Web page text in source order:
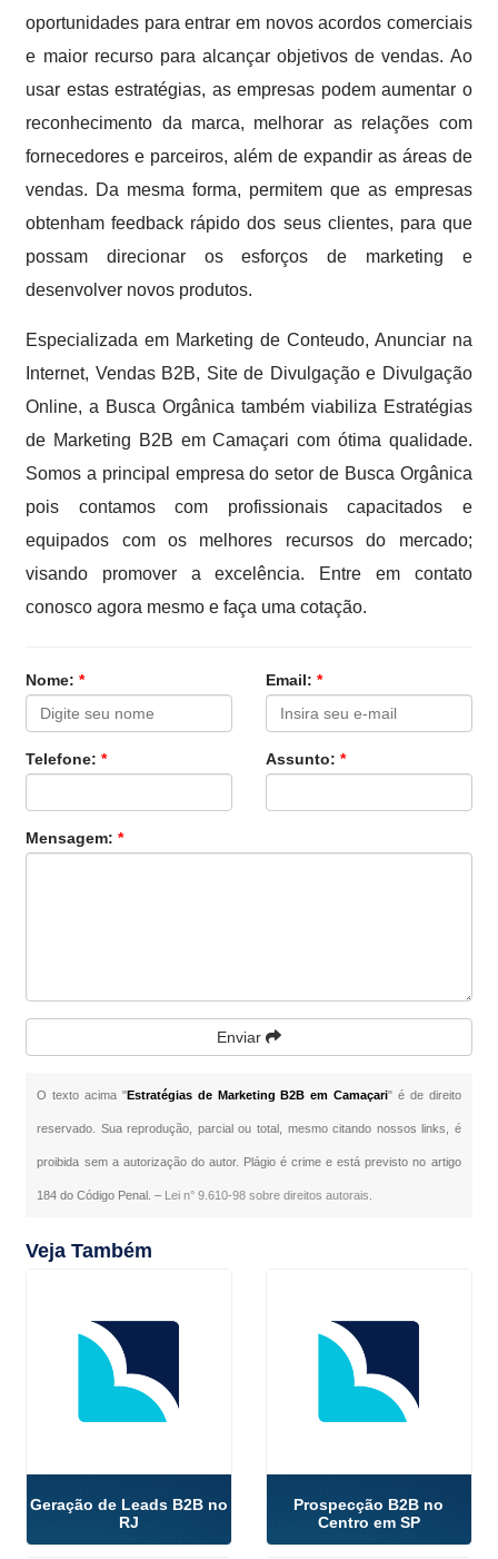
oportunidades para entrar em novos acordos comerciais
e maior recurso para alcançar objetivos de vendas. Ao
usar estas estratégias, as empresas podem aumentar o
reconhecimento da marca, melhorar as relações com
fornecedores e parceiros, além de expandir as áreas de
vendas. Da mesma forma, permitem que as empresas
obtenham feedback rápido dos seus clientes, para que
possam direcionar os esforços de marketing e
desenvolver novos produtos.
Especializada em Marketing de Conteudo, Anunciar na
Internet, Vendas B2B, Site de Divulgação e Divulgação
Online, a Busca Orgânica também viabiliza Estratégias
de Marketing B2B em Camaçari com ótima qualidade.
Somos a principal empresa do setor de Busca Orgânica
pois contamos com profissionais capacitados e
equipados com os melhores recursos do mercado;
visando promover a excelência. Entre em contato
conosco agora mesmo e faça uma cotação.
Nome:* Email: *
Telefone:* Assunto: *
Mensagem:*
Enviar
O texto acima "Estratégias de Marketing B2B em Camaçari" é de direito
reservado. Sua reprodução, parcial ou total, mesmo citando nossos links, é
proibida sem a autorização do autor. Plágio é crime e está previsto no artigo
184 do Código Penal. – Lei n° 9.610-98 sobre direitos autorais
Veja Também
Geração de Leads B2B no
RJ
Prospecção B2B no
Centro em SP